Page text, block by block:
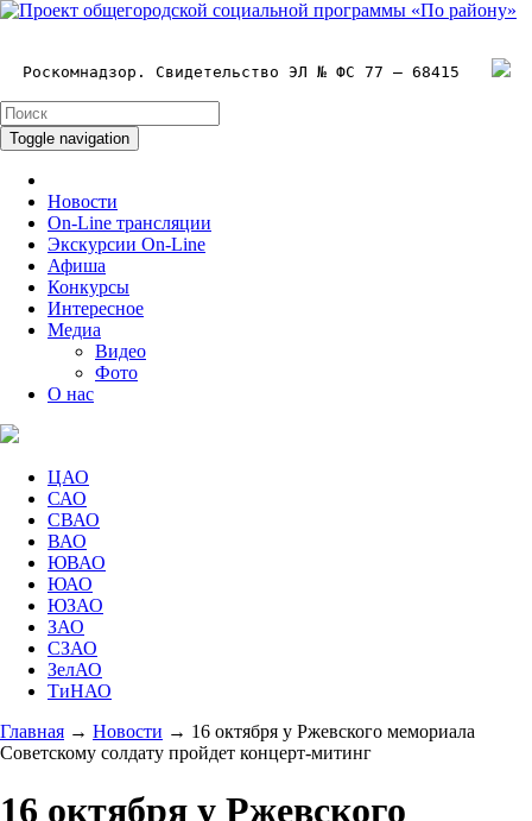
Роскомнадзор. Свидетельство ЭЛ № ФС 77 – 68415
Toggle navigation
Новости
On-Line трансляции
Экскурсии On-Line
Афиша
Конкурсы
Интересное
Медиа
Видео
Фото
О нас
ЦАО
САО
СВАО
ВАО
ЮВАО
ЮАО
ЮЗАО
ЗАО
СЗАО
ЗелАО
ТиНАО
Главная → Новости → 16 октября у Ржевского мемориала
Советскому солдату пройдет концерт-митинг
16 октября у Ржевского